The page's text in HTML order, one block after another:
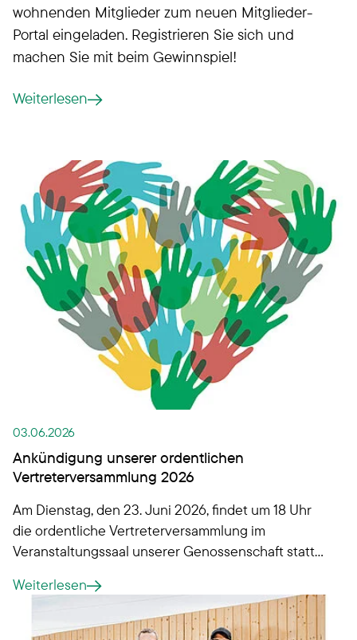
wohnenden Mitglieder zum neuen Mitglieder-
Portal eingeladen. Registrieren Sie sich und
machen Sie mit beim Gewinnspiel!
Weiterlesen
03.06.2026
Ankündigung unserer ordentlichen
Vertreterversammlung 2026
Am Dienstag, den 23. Juni 2026, findet um 18 Uhr
die ordentliche Vertreterversammlung im
Veranstaltungssaal unserer Genossenschaft statt.
veröffentlichen wir hiermit den Termin sowie die
Weiterlesen